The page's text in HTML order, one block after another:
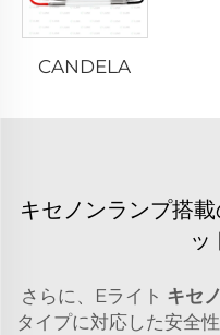
CANDELA
キセノンランプ搭
ッ
さらに、Eライト キセ
タイプに対応した安全